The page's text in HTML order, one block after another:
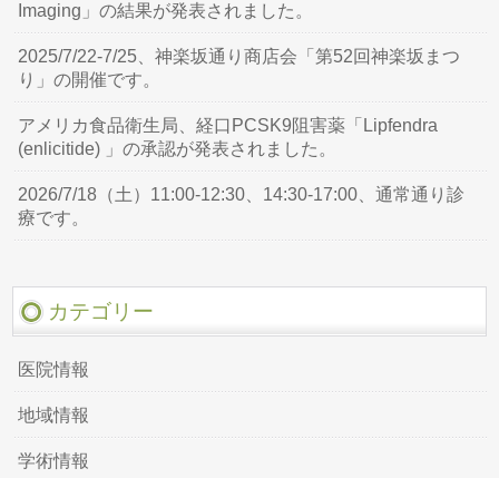
Imaging」の結果が発表されました。
2025/7/22-7/25、神楽坂通り商店会「第52回神楽坂まつ
り」の開催です。
アメリカ食品衛生局、経口PCSK9阻害薬「Lipfendra
(enlicitide) 」の承認が発表されました。
2026/7/18（土）11:00-12:30、14:30-17:00、通常通り診
療です。
カテゴリー
医院情報
地域情報
学術情報